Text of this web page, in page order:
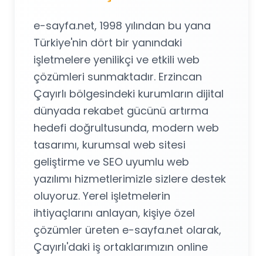
e-sayfa.net, 1998 yılından bu yana
Türkiye'nin dört bir yanındaki
işletmelere yenilikçi ve etkili web
çözümleri sunmaktadır. Erzincan
Çayırlı bölgesindeki kurumların dijital
dünyada rekabet gücünü artırma
hedefi doğrultusunda, modern web
tasarımı, kurumsal web sitesi
geliştirme ve SEO uyumlu web
yazılımı hizmetlerimizle sizlere destek
oluyoruz. Yerel işletmelerin
ihtiyaçlarını anlayan, kişiye özel
çözümler üreten e-sayfa.net olarak,
Çayırlı'daki iş ortaklarımızın online